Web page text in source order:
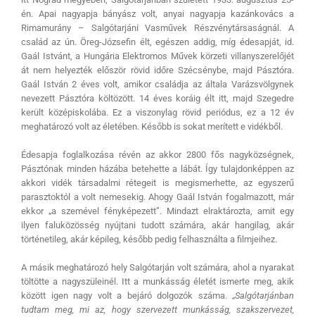
én. Apai nagyapja bányász volt, anyai nagyapja kazánkovács a
Rimamurány – Salgótarjáni Vasművek Részvénytársaságnál. A
család az ún. Öreg-Józsefin élt, egészen addig, míg édesapját, id.
Gaál Istvánt, a Hungária Elektromos Művek körzeti villanyszerelőjét
át nem helyezték először rövid időre Szécsénybe, majd Pásztóra.
Gaál István 2 éves volt, amikor családja az általa Varázsvölgynek
nevezett Pásztóra költözött. 14 éves koráig élt itt, majd Szegedre
került középiskolába. Ez a viszonylag rövid periódus, ez a 12 év
meghatározó volt az életében. Később is sokat merített e vidékből.
Édesapja foglalkozása révén az akkor 2800 fős nagyközségnek,
Pásztónak minden házába betehette a lábát. Így tulajdonképpen az
akkori vidék társadalmi rétegeit is megismerhette, az egyszerű
parasztoktól a volt nemesekig. Ahogy Gaál István fogalmazott, már
ekkor „a szemével fényképezett”. Mindazt elraktározta, amit egy
ilyen faluközösség nyújtani tudott számára, akár hangilag, akár
történetileg, akár képileg, később pedig felhasználta a filmjeihez.
A másik meghatározó hely Salgótarján volt számára, ahol a nyarakat
töltötte a nagyszüleinél. Itt a munkásság életét ismerte meg, akik
között igen nagy volt a bejáró dolgozók száma. „Salgótarjánban
tudtam meg, mi az, hogy szervezett munkásság, szakszervezet,